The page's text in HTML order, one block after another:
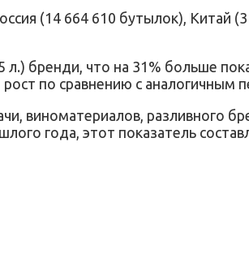
(14 664 610 бутылок), Китай (3
бренди, что на 31% больше
по сравнению с аналогичным
виноматериалов, разливного
года, этот показатель